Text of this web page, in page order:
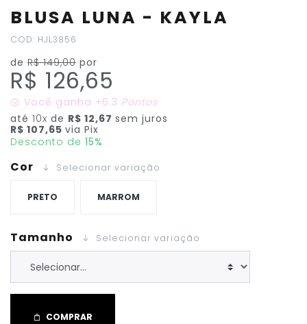
BLUSA LUNA - KAYLA
COD: HJL3856
de R$ 149,00 por
R$ 126,65
Você ganha +6.3 Pontos
até 10x de R$ 12,67 sem juros
R$ 107,65 via Pix
Desconto de 15%
Cor Selecionar variação
PRETO MARROM
Tamanho Selecionar variação
COMPRAR